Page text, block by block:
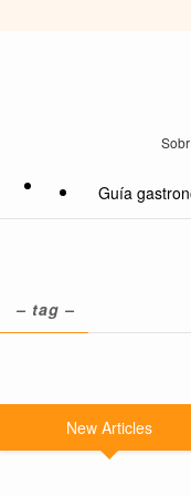
Guía
– tag –
New Articles